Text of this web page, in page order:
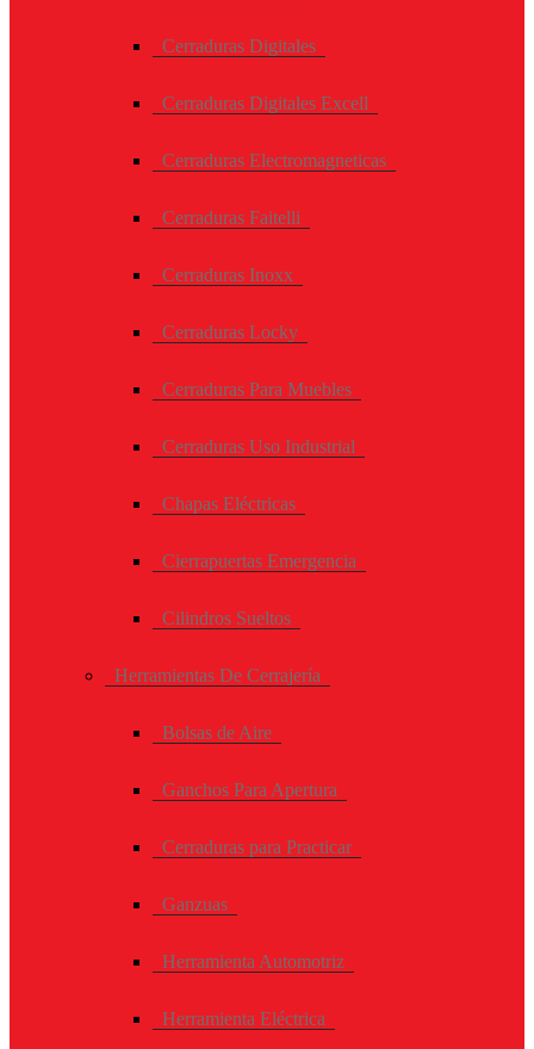
Cerraduras Digitales
Cerraduras Digitales Excell
Cerraduras Electromagneticas
Cerraduras Faitelli
Cerraduras Inoxx
Cerraduras Locky
Cerraduras Para Muebles
Cerraduras Uso Industrial
Chapas Eléctricas
Cierrapuertas Emergencia
Cilindros Sueltos
Herramientas De Cerrajería
Bolsas de Aire
Ganchos Para Apertura
Cerraduras para Practicar
Ganzuas
Herramienta Automotriz
Herramienta Eléctrica